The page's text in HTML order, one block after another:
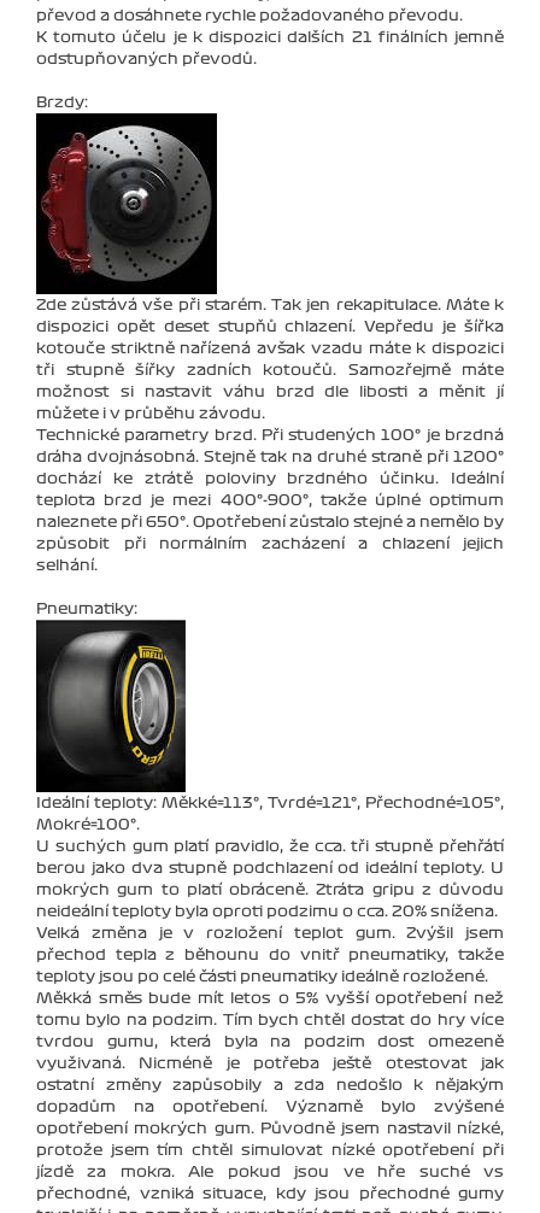
převod a dosáhnete rychle požadovaného převodu.
K tomuto účelu je k dispozici dalších 21 finálních jemně
odstupňovaných převodů.
Brzdy:
Zde zůstává vše při starém. Tak jen rekapitulace. Máte k
dispozici opět deset stupňů chlazení. Vepředu je šířka
kotouče striktně nařízená avšak vzadu máte k dispozici
tři stupně šířky zadních kotoučů. Samozřejmě máte
možnost si nastavit váhu brzd dle libosti a měnit jí
můžete i v průběhu závodu.
Technické parametry brzd. Při studených 100° je brzdná
dráha dvojnásobná. Stejně tak na druhé straně při 1200°
dochází ke ztrátě poloviny brzdného účinku. Ideální
teplota brzd je mezi 400°-900°, takže úplné optimum
naleznete při 650°. Opotřebení zůstalo stejné a nemělo by
způsobit při normálním zacházení a chlazení jejich
selhání.
Pneumatiky:
Ideální teploty: Měkké=113°, Tvrdé=121°, Přechodné=105°,
Mokré=100°.
U suchých gum platí pravidlo, že cca. tři stupně přehřátí
berou jako dva stupně podchlazení od ideální teploty. U
mokrých gum to platí obráceně. Ztráta gripu z důvodu
neideální teploty byla oproti podzimu o cca. 20% snížena.
Velká změna je v rozložení teplot gum. Zvýšil jsem
přechod tepla z běhounu do vnitř pneumatiky, takže
teploty jsou po celé části pneumatiky ideálně rozložené.
Měkká směs bude mít letos o 5% vyšší opotřebení než
tomu bylo na podzim. Tím bych chtěl dostat do hry více
tvrdou gumu, která byla na podzim dost omezeně
využivaná. Nicméně je potřeba ještě otestovat jak
ostatní změny zapůsobily a zda nedošlo k nějakým
dopadům na opotřebení. Významě bylo zvýšené
opotřebení mokrých gum. Původně jsem nastavil nízké,
protože jsem tím chtěl simulovat nízké opotřebení při
jízdě za mokra. Ale pokud jsou ve hře suché vs
přechodné, vzniká situace, kdy jsou přechodné gumy